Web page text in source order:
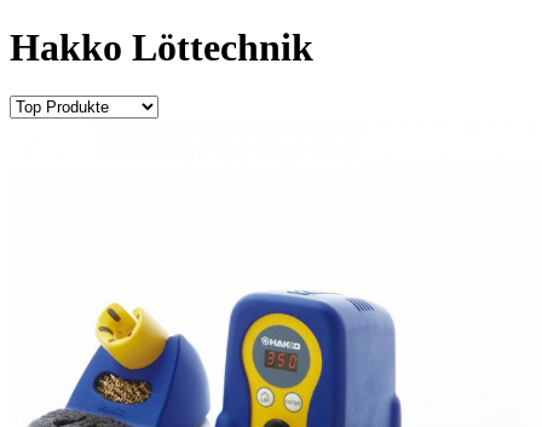
Hakko Löttechnik